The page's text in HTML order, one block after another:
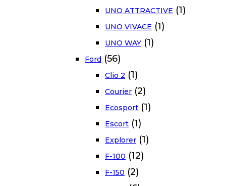
UNO ATTRACTIVE (1)
UNO VIVACE (1)
UNO WAY (1)
Ford (56)
Clio 2 (1)
Courier (2)
Ecosport (1)
Escort (1)
Explorer (1)
F-100 (12)
F-150 (2)